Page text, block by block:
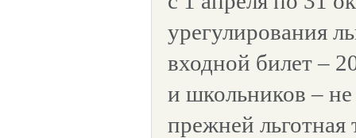
урегулирования
входной билет –
и школьников – не
прежней льготная